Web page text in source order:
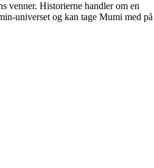
venner. Historierne handler om en
universet og kan tage Mumi med på